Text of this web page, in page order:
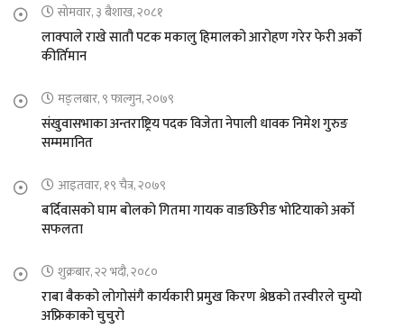
सोमवार, ३ बैशाख, २०८१
लाक्पाले राखे सातौ पटक मकालु हिमालको आरोहण गरेर फेरी अर्को
कीर्तिमान
मङ्लबार, ९ फाल्गुन, २०७९
संखुवासभाका अन्तराष्ट्रिय पदक विजेता नेपाली धावक निमेश गुरुङ
सम्ममानित
आइतवार, १९ चैत्र, २०७९
बर्दिवासको घाम बोलको गितमा गायक वाङछिरीङ भोटियाको अर्को
सफलता
शुक्रबार, २२ भदौ, २०८०
राबा बैकको लोगोसंगै कार्यकारी प्रमुख किरण श्रेष्ठको तस्वीरले चुम्यो
अफ्रिकाको चुचुरो